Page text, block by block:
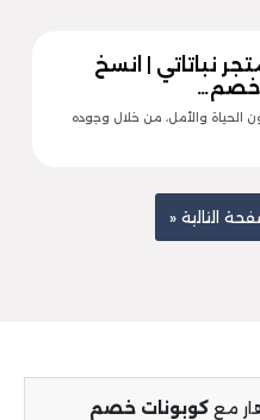
نباتاتي | انسخ
الحياة والأمل، من خلال وجوده
التالية «
مع كوبونات خصم